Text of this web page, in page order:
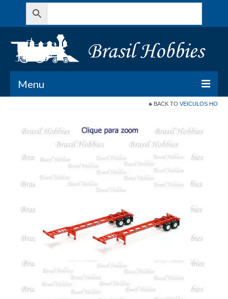
Menu
Meu Carrinho
Minha conta
Contato
BACK TO VEICULOS HO